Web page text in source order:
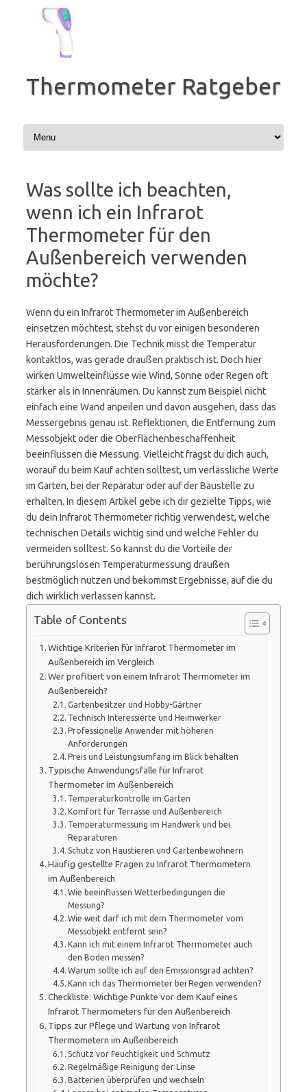
springen
Thermometer Ratgeber
Was sollte ich beachten,
wenn ich ein Infrarot
Thermometer für den
Außenbereich verwenden
möchte?
Wenn du ein Infrarot Thermometer im Außenbereich
einsetzen möchtest, stehst du vor einigen besonderen
Herausforderungen. Die Technik misst die Temperatur
kontaktlos, was gerade draußen praktisch ist. Doch hier
wirken Umwelteinflüsse wie Wind, Sonne oder Regen oft
stärker als in Innenräumen. Du kannst zum Beispiel nicht
einfach eine Wand anpeilen und davon ausgehen, dass das
Messergebnis genau ist. Reflektionen, die Entfernung zum
Messobjekt oder die Oberflächenbeschaffenheit
beeinflussen die Messung. Vielleicht fragst du dich auch,
worauf du beim Kauf achten solltest, um verlässliche Werte
im Garten, bei der Reparatur oder auf der Baustelle zu
erhalten. In diesem Artikel gebe ich dir gezielte Tipps, wie
du dein Infrarot Thermometer richtig verwendest, welche
technischen Details wichtig sind und welche Fehler du
vermeiden solltest. So kannst du die Vorteile der
berührungslosen Temperaturmessung draußen
bestmöglich nutzen und bekommst Ergebnisse, auf die du
dich wirklich verlassen kannst.
Table of Contents
Wichtige Kriterien für Infrarot Thermometer im
Außenbereich im Vergleich
Wer profitiert von einem Infrarot Thermometer im
Außenbereich?
Gartenbesitzer und Hobby-Gärtner
Technisch Interessierte und Heimwerker
Professionelle Anwender mit höheren
Anforderungen
Preis und Leistungsumfang im Blick behalten
Typische Anwendungsfälle für Infrarot
Thermometer im Außenbereich
Temperaturkontrolle im Garten
Komfort für Terrasse und Außenbereich
Temperaturmessung im Handwerk und bei
Reparaturen
Schutz von Haustieren und Gartenbewohnern
Häufig gestellte Fragen zu Infrarot Thermometern
im Außenbereich
Wie beeinflussen Wetterbedingungen die
Messung?
Wie weit darf ich mit dem Thermometer vom
Messobjekt entfernt sein?
Kann ich mit einem Infrarot Thermometer auch
den Boden messen?
Warum sollte ich auf den Emissionsgrad achten?
Kann ich das Thermometer bei Regen verwenden?
Checkliste: Wichtige Punkte vor dem Kauf eines
Infrarot Thermometers für den Außenbereich
Tipps zur Pflege und Wartung von Infrarot
Thermometern im Außenbereich
Schutz vor Feuchtigkeit und Schmutz
Regelmäßige Reinigung der Linse
Batterien überprüfen und wechseln